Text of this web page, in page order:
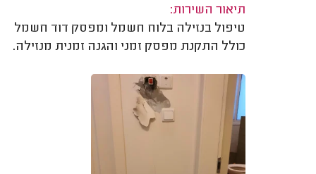
תיאור השירות:
טיפול בנזילה בלוח חשמל ומפסק דוד חשמל
כולל התקנת מפסק זמני והגנה זמנית מנזילה.